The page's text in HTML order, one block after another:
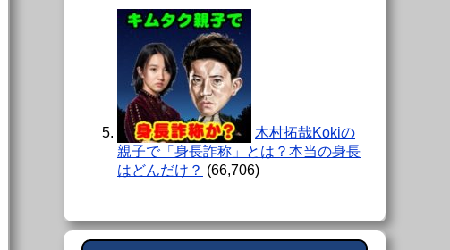
木村拓哉Kokiの
親子で「身長詐称」とは？本当の身長
はどんだけ？ (66,706)